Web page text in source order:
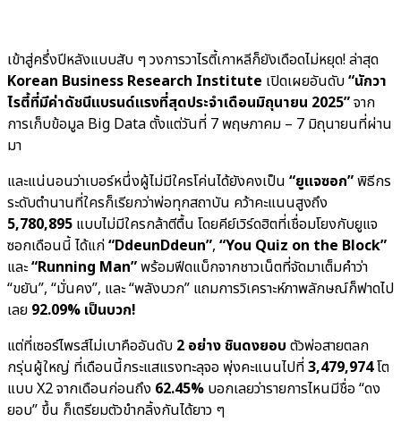
เข้าสู่ครึ่งปีหลังแบบสับ ๆ วงการวาไรตี้เกาหลีก็ยังเดือดไม่หยุด! ล่าสุด
Korean Business Research Institute เปิดเผยอันดับ“นักวา
ไรตี้ที่มีค่าดัชนีแบรนด์แรงที่สุดประจำเดือนมิถุนายน 2025”จาก
การเก็บข้อมูล Big Data ตั้งแต่วันที่ 7 พฤษภาคม – 7 มิถุนายนที่ผ่าน
มา
และแน่นอนว่าเบอร์หนึ่งผู้ไม่มีใครโค่นได้ยังคงเป็น “ยูแจซอก”พิธีกร
ระดับตำนานที่ใครก็เรียกว่าพ่อทุกสถาบัน คว้าคะแนนสูงถึง
5,780,895 แบบไม่มีใครกล้าตีตื้น โดยคีย์เวิร์ดฮิตที่เชื่อมโยงกับยูแจ
ซอกเดือนนี้ ได้แก่“DdeunDdeun”, “You Quiz on the Block”
และ“Running Man”พร้อมฟีดแบ็กจากชาวเน็ตที่จัดมาเต็มคำว่า
“ขยัน”, “มั่นคง”, และ “พลังบวก” แถมการวิเคราะห์ภาพลักษณ์ก็ฟาดไป
เลย 92.09% เป็นบวก!
แต่ที่เซอร์ไพรส์ไม่เบาคืออันดับ 2 อย่าง ชินดงยอบ ตัวพ่อสายตลก
กรุ่นผู้ใหญ่ ที่เดือนนี้กระแสแรงทะลุจอ พุ่งคะแนนไปที่3,479,974โต
แบบ X2 จากเดือนก่อนถึง 62.45% บอกเลยว่ารายการไหนมีชื่อ “ดง
ยอบ” ขึ้น ก็เตรียมตัวขำกลิ้งกันได้ยาว ๆ